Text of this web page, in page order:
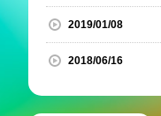
2019/01/08
2018/06/16